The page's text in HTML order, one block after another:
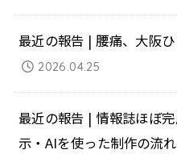
最近の報告 | 腰痛、大阪
2026.04.25
最近の報告 | 情報誌ほぼ
示・AIを使った制作の流